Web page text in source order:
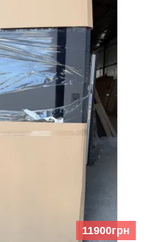
11900грн